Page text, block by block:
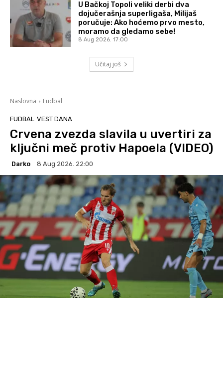
U Bačkoj Topoli veliki derbi dva
dojučerašnja superligaša, Milijaš
poručuje: Ako hoćemo prvo mesto,
moramo da gledamo sebe!
8 Aug 2026. 17:00
Učitaj još